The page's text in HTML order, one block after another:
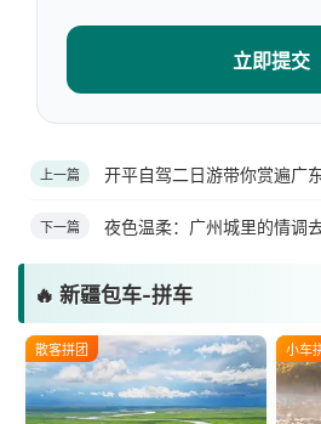
立即提交
上一篇 开平自驾二日游带你赏遍广
下一篇 夜色温柔：广州城里的情调
🔥 新疆包车-拼车
散客拼团 小车